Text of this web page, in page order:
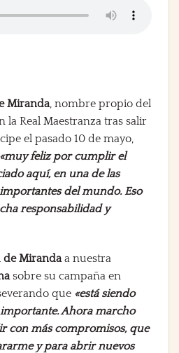
Miranda, nombre propio del
la Real Maestranza tras salir
el pasado 10 de mayo,
«muy feliz por cumplir el
aquí, en una de las
del mundo. Eso
responsabilidad y
de Mirandaa nuestra
sobre su campaña en
que «está siendo
Ahora marcho
con más compromisos, que
y para abrir nuevos